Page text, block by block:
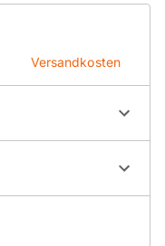
Versandkosten